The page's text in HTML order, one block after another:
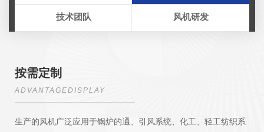
技术团队 风机研发
按需定制
ADVANTAGEDISPLAY
生产的风机广泛应用于锅炉的通、引风系统、化工、轻工纺织系